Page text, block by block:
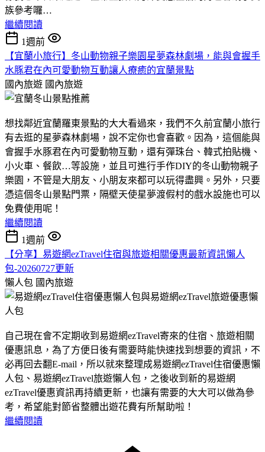
族參考囉…
繼續閱讀
1週前
【宜蘭小旅行】冬山動物親子樂園星夢森林劇場，能與會握手
水豚君在內可愛動物互動讓人療癒的宜蘭景點
國內旅遊 國內旅遊
想找鄰近宜蘭羅東景點的大大看過來，我們不久前宜蘭小旅行
有去逛的星夢森林劇場，說不定你也會喜歡。因為，這個能與
會握手水豚君在內可愛動物互動，還有彈珠台、韓式拍貼機、
小火車、餐飲…等設施，並且可進行手作DIY的冬山動物親子
樂園，不管是大朋友、小朋友來都可以玩得盡興。另外，只要
憑這個冬山景點門票，隔壁天使星夢渡假村的戲水設施也可以
免費使用呢！
繼續閱讀
1週前
【分享】易遊網ezTravel住宿與旅遊相關優惠最新資訊懶人
包-20260727更新
懶人包 國內旅遊
自己現在會不定期收到易遊網ezTravel寄來的住宿、旅遊相關
優惠訊息，為了方便日後有需要時能快速找到想要的資訊，不
必再回去翻E-mail，所以就來整理成易遊網ezTravel住宿優惠懶
人包、易遊網ezTravel旅遊懶人包，之後收到新的易遊網
ezTravel優惠資訊再持續更新，也讓有需要的大大可以做為參
考，希望能對節省整體出遊花費有所幫助啦！
繼續閱讀